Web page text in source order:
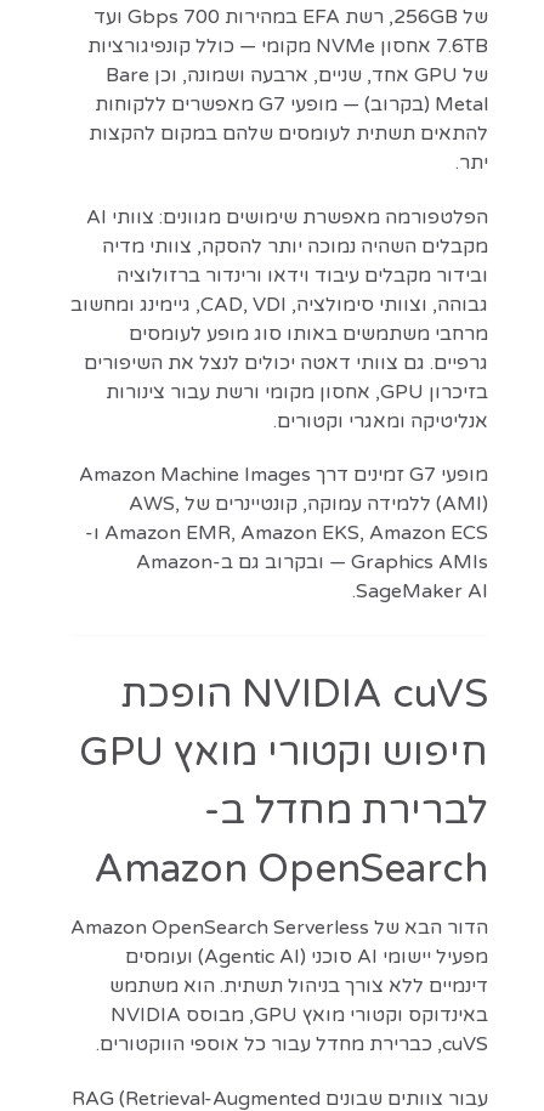
של 256GB, רשת EFA במהירות 700 Gbps ועד
7.6TB אחסון NVMe מקומי — כולל קונפיגורציות
של GPU אחד, שניים, ארבעה ושמונה, וכן Bare
Metal (בקרוב) — מופעי G7 מאפשרים ללקוחות
להתאים תשתית לעומסים שלהם במקום להקצות
יתר.
הפלטפורמה מאפשרת שימושים מגוונים: צוותי AI
מקבלים השהיה נמוכה יותר להסקה, צוותי מדיה
ובידור מקבלים עיבוד וידאו ורינדור ברזולוציה
גבוהה, וצוותי סימולציה, CAD, VDI, גיימינג ומחשוב
מרחבי משתמשים באותו סוג מופע לעומסים
גרפיים. גם צוותי דאטה יכולים לנצל את השיפורים
בזיכרון GPU, אחסון מקומי ורשת עבור צינורות
אנליטיקה ומאגרי וקטורים.
מופעי G7 זמינים דרך Amazon Machine Images
(AMI) ללמידה עמוקה, קונטיינרים של AWS,
Amazon EMR, Amazon EKS, Amazon ECS ו-
Graphics AMIs — ובקרוב גם ב-Amazon
SageMaker AI.
NVIDIA cuVS הופכת
חיפוש וקטורי מואץ GPU
לברירת מחדל ב-
Amazon OpenSearch
הדור הבא של Amazon OpenSearch Serverless
מפעיל יישומי AI סוכני (Agentic AI) ועומסים
דינמיים ללא צורך בניהול תשתית. הוא משתמש
באינדוקס וקטורי מואץ GPU, מבוסס NVIDIA
cuVS, כברירת מחדל עבור כל אוספי הווקטורים.
עבור צוותים שבונים RAG (Retrieval-Augmented